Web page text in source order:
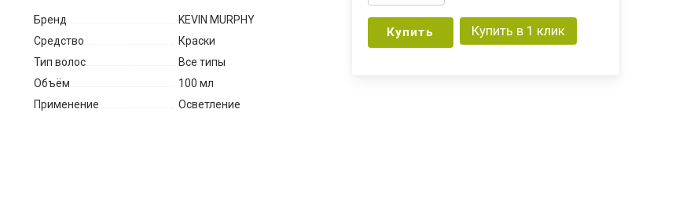
Бренд
KEVIN MURPHY
Средство
Краски
Тип волос
Все типы
Объём
100 мл
Применение
Осветление
Купить Купить в 1 клик